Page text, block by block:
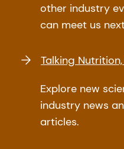
other industry
can meet us
Talking
Explore new
industry news
articles.